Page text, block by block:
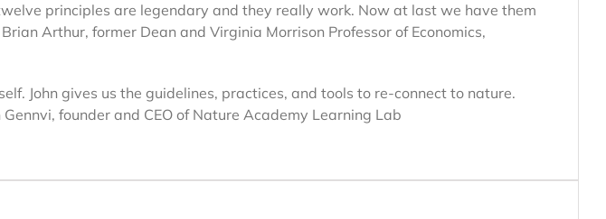
principles are legendary and they really work. Now at last we have them
Arthur, former Dean and Virginia Morrison Professor of Economics,
John gives us the guidelines, practices, and tools to re-connect to nature.
founder and CEO of Nature Academy Learning Lab